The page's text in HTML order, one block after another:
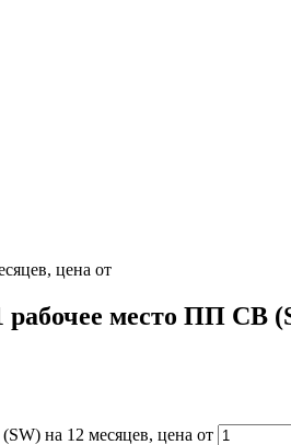
цена от
место ПП СВ
на 12 месяцев, цена от